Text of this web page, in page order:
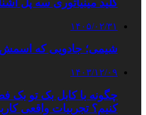
کلید مینیاتوری سه پل
۱۴۰۵/۰۲/۳۱
شیمی؛ جادویی که
۱۴۰۳/۱۲/۰۹
چگونه با کابل بک تو بک
کنیم؟ تجربیات واقعی